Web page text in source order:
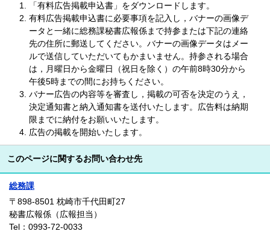
「有料広告掲載申込書」をダウンロードします。
有料広告掲載申込書に必要事項を記入し，バナーの画像デ
ータと一緒に総務課秘書広報係まで持参または下記の連絡
先の住所に郵送してください。バナーの画像データはメー
ルで送信していただいてもかまいません。持参される場合
は，月曜日から金曜日（祝日を除く）の午前8時30分から
午後5時までの間にお持ちください。
バナー広告の内容等を審査し，掲載の可否を決定のうえ，
決定通知書と納入通知書を送付いたします。広告料は納期
限までに納付をお願いいたします。
広告の掲載を開始いたします。
このページに関するお問い合わせ先
総務課
〒898-8501 枕崎市千代田町27
秘書広報係（広報担当）
Tel：0993-72-0033